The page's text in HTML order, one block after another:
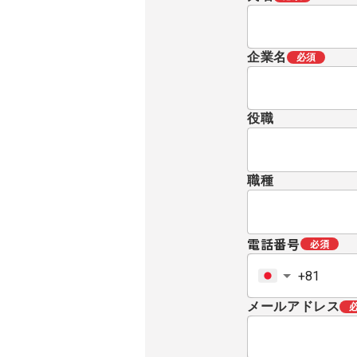
企業名 必須
役職
職種
電話番号 必須
メールアドレス